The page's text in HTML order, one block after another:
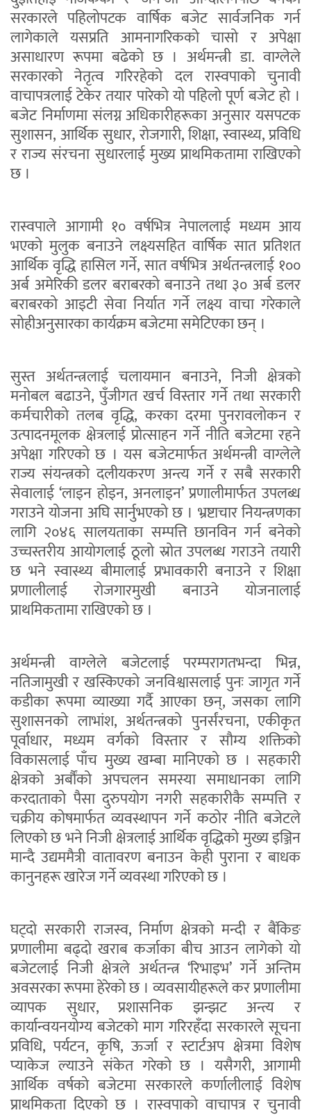
सरकारले पहिलोपटक वार्षिक बजेट सार्वजनिक गर्न
लागेकाले यसप्रति आमनागरिकको चासो र अपेक्षा
असाधारण रूपमा बढेको छ । अर्थमन्त्री डा. वाग्लेले
सरकारको नेतृत्व गरिरहेको दल रास्वपाको चुनावी
वाचापत्रलाई टेकेर तयार पारेको यो पहिलो पूर्ण बजेट हो ।
बजेट निर्माणमा संलग्न अधिकारीहरूका अनुसार यसपटक
सुशासन, आर्थिक सुधार, रोजगारी, शिक्षा, स्वास्थ्य, प्रविधि
र राज्य संरचना सुधारलाई मुख्य प्राथमिकतामा राखिएको
छ ।
रास्वपाले आगामी १० वर्षभित्र नेपाललाई मध्यम आय
भएको मुलुक बनाउने लक्ष्यसहित वार्षिक सात प्रतिशत
आर्थिक वृद्धि हासिल गर्ने, सात वर्षभित्र अर्थतन्त्रलाई १००
अर्ब अमेरिकी डलर बराबरको बनाउने तथा ३० अर्ब डलर
बराबरको आइटी सेवा निर्यात गर्ने लक्ष्य वाचा गरेकाले
सोहीअनुसारका कार्यक्रम बजेटमा समेटिएका छन् ।
सुस्त अर्थतन्त्रलाई चलायमान बनाउने, निजी क्षेत्रको
मनोबल बढाउने, पुँजीगत खर्च विस्तार गर्ने तथा सरकारी
कर्मचारीको तलब वृद्धि, करका दरमा पुनरावलोकन र
उत्पादनमूलक क्षेत्रलाई प्रोत्साहन गर्ने नीति बजेटमा रहने
अपेक्षा गरिएको छ । यस बजेटमार्फत अर्थमन्त्री वाग्लेले
राज्य संयन्त्रको दलीयकरण अन्त्य गर्ने र सबै सरकारी
सेवालाई ‘लाइन होइन, अनलाइन’ प्रणालीमार्फत उपलब्ध
गराउने योजना अघि सार्नुभएको छ । भ्रष्टाचार नियन्त्रणका
लागि २०४६ सालयताका सम्पत्ति छानविन गर्न बनेको
उच्चस्तरीय आयोगलाई ठूलो स्रोत उपलब्ध गराउने तयारी
छ भने स्वास्थ्य बीमालाई प्रभावकारी बनाउने र शिक्षा
प्रणालीलाई रोजगारमुखी बनाउने योजनालाई
प्राथमिकतामा राखिएको छ ।
अर्थमन्त्री वाग्लेले बजेटलाई परम्परागतभन्दा भिन्न,
नतिजामुखी र खस्किएको जनविश्वासलाई पुनः जागृत गर्ने
कडीका रूपमा व्याख्या गर्दै आएका छन्, जसका लागि
सुशासनको लाभांश, अर्थतन्त्रको पुनर्संरचना, एकीकृत
पूर्वाधार, मध्यम वर्गको विस्तार र सौम्य शक्तिको
विकासलाई पाँच मुख्य खम्बा मानिएको छ । सहकारी
क्षेत्रको अर्बौंको अपचलन समस्या समाधानका लागि
करदाताको पैसा दुरुपयोग नगरी सहकारीकै सम्पत्ति र
चक्रीय कोषमार्फत व्यवस्थापन गर्ने कठोर नीति बजेटले
लिएको छ भने निजी क्षेत्रलाई आर्थिक वृद्धिको मुख्य इञ्जिन
मान्दै उद्यममैत्री वातावरण बनाउन केही पुराना र बाधक
कानुनहरू खारेज गर्ने व्यवस्था गरिएको छ ।
घट्दो सरकारी राजस्व, निर्माण क्षेत्रको मन्दी र बैंकिङ
प्रणालीमा बढ्दो खराब कर्जाका बीच आउन लागेको यो
बजेटलाई निजी क्षेत्रले अर्थतन्त्र ‘रिभाइभ’ गर्ने अन्तिम
अवसरका रूपमा हेरेको छ । व्यवसायीहरूले कर प्रणालीमा
व्यापक सुधार, प्रशासनिक झन्झट अन्त्य र
कार्यान्वयनयोग्य बजेटको माग गरिरहँदा सरकारले सूचना
प्रविधि, पर्यटन, कृषि, ऊर्जा र स्टार्टअप क्षेत्रमा विशेष
प्याकेज ल्याउने संकेत गरेको छ । यसैगरी, आगामी
आर्थिक वर्षको बजेटमा सरकारले कर्णालीलाई विशेष
प्राथमिकता दिएको छ । रास्वपाको वाचापत्र र चुनावी